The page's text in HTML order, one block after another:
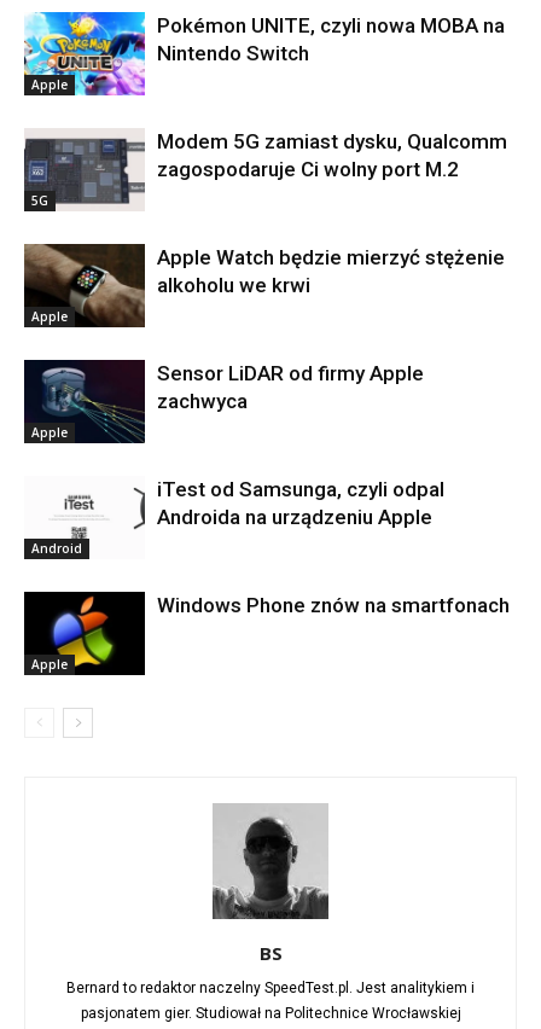
Apple
Pokémon UNITE, czyli nowa MOBA na
Nintendo Switch
5G
Modem 5G zamiast dysku, Qualcomm
zagospodaruje Ci wolny port M.2
Apple
Apple Watch będzie mierzyć stężenie
alkoholu we krwi
Apple
Sensor LiDAR od firmy Apple
zachwyca
Android
iTest od Samsunga, czyli odpal
Androida na urządzeniu Apple
Apple
Windows Phone znów na smartfonach
BS
Bernard to redaktor naczelny SpeedTest.pl. Jest analitykiem i
pasjonatem gier. Studiował na Politechnice Wrocławskiej